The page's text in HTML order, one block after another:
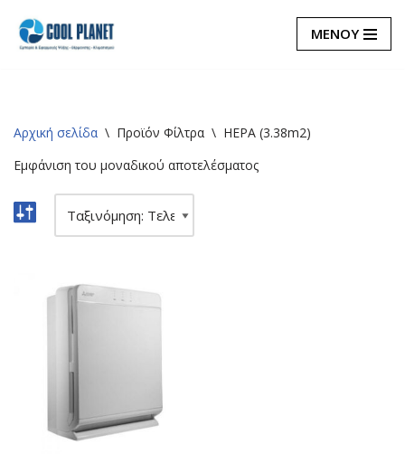
Μεταπηδήστε
ΜΕΝΟΥ
Αρχική σελίδα \ Προϊόν Φίλτρα \ HEPA (3.38m2)
Εμφάνιση του μοναδικού αποτελέσματος